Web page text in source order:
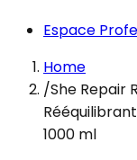
Espace
Home
/She Repair
1000 ml